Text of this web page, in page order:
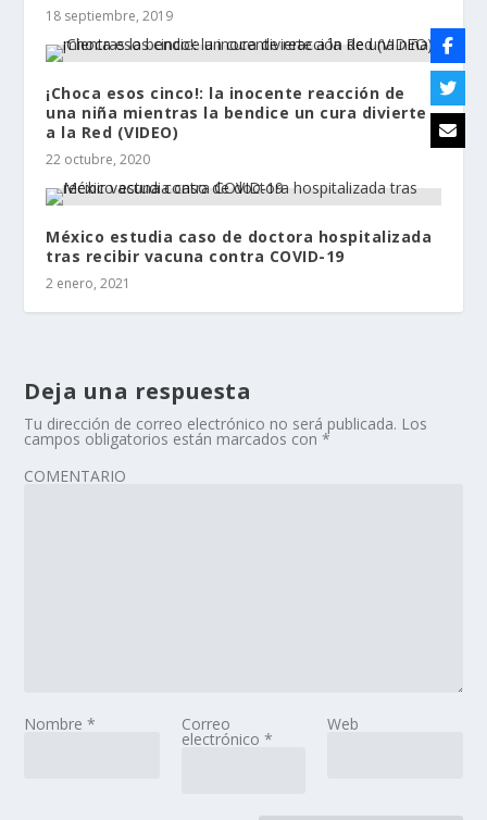
18 septiembre, 2019
¡Сhoca esos cinco!: la inocente reacción de
una niña mientras la bendice un cura divierte
a la Red (VIDEO)
22 octubre, 2020
México estudia caso de doctora hospitalizada
tras recibir vacuna contra COVID-19
2 enero, 2021
Deja una respuesta
Tu dirección de correo electrónico no será publicada. Los
campos obligatorios están marcados con*
COMENTARIO
Nombre* Correo
electrónico *
Web